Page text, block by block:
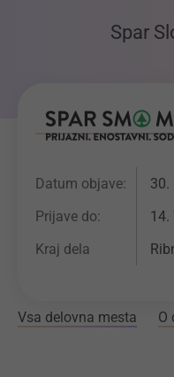
Spar
Datum objave:
30.
Prijave do:
14.
Kraj dela
Vsa delovna mesta O